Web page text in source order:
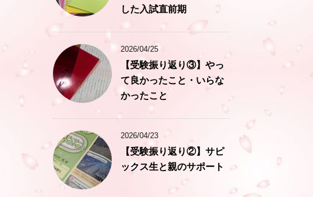
した入試直前期
2026/04/25
【受験振り返り③】やっ
て良かったこと・いらな
かったこと
2026/04/23
【受験振り返り②】サピ
ックス生と親のサポート